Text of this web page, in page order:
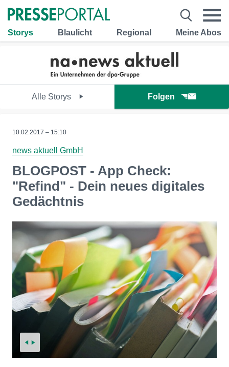
Storys Blaulicht Regional Meine Abos
Alle Storys Folgen
10.02.2017 – 15:10
news aktuell GmbH
BLOGPOST - App Check:
"Refind" - Dein neues digitales
Gedächtnis